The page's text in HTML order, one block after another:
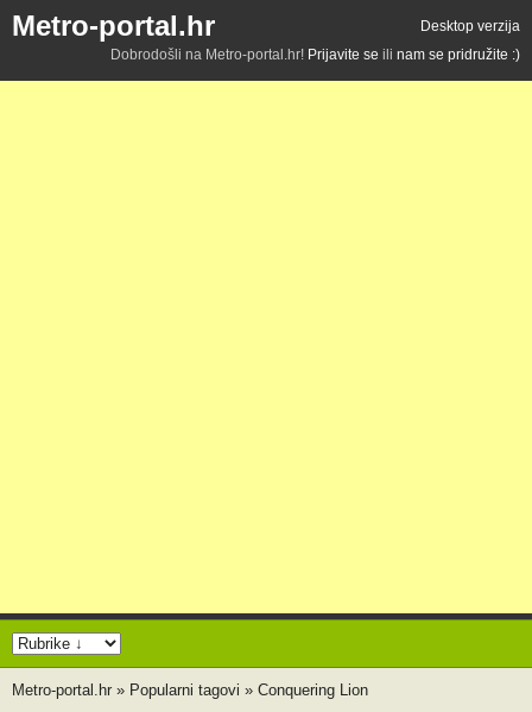
Metro-portal.hr
Desktop verzija
Dobrodošli na Metro-portal.hr! Prijavite se ili nam se pridružite :)
Metro-portal.hr » Popularni tagovi » Conquering Lion